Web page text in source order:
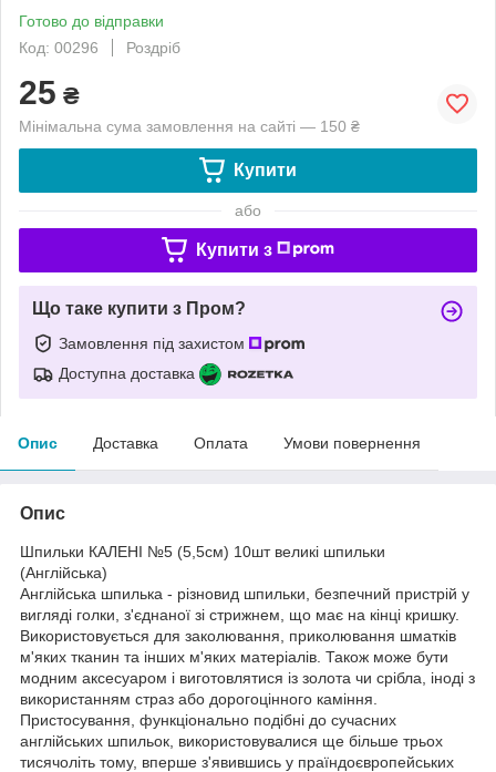
Готово до відправки
Код: 00296
Роздріб
25 ₴
Мінімальна сума замовлення на сайті — 150 ₴
Купити
або
Купити з
Що таке купити з Пром?
Замовлення під захистом
Доступна доставка
Опис Доставка Оплата Умови повернення
Опис
Шпильки КАЛЕНІ №5 (5,5см) 10шт великі шпильки
(Англійська)
Англійська шпилька - різновид шпильки, безпечний пристрій у
вигляді голки, з'єднаної зі стрижнем, що має на кінці кришку.
Використовується для заколювання, приколювання шматків
м'яких тканин та інших м'яких матеріалів. Також може бути
модним аксесуаром і виготовлятися із золота чи срібла, іноді з
використанням страз або дорогоцінного каміння.
Пристосування, функціонально подібні до сучасних
англійських шпильок, використовувалися ще більше трьох
тисячоліть тому, вперше з'явившись у праїндоєвропейських